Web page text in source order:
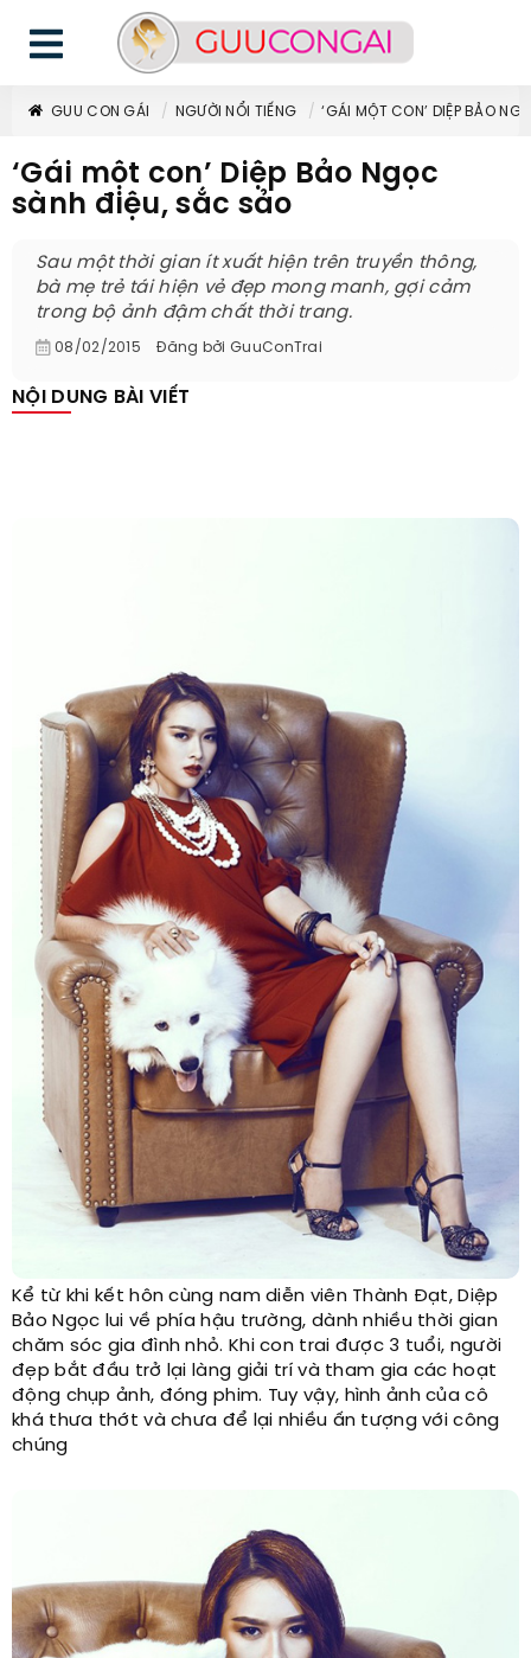
GUU CON GÁI NGƯỜI NỔI TIẾNG ‘GÁI MỘT CON’ DIỆP BẢO
‘Gái một con’ Diệp Bảo Ngọc
sành điệu, sắc sảo
Sau một thời gian ít xuất hiện trên truyền thông,
bà mẹ trẻ tái hiện vẻ đẹp mong manh, gợi cảm
trong bộ ảnh đậm chất thời trang.
08/02/2015 Đăng bởi GuuConTrai
NỘI DUNG BÀI VIẾT
Kể từ khi kết hôn cùng nam diễn viên Thành Đạt, Diệp
Bảo Ngọc lui về phía hậu trường, dành nhiều thời gian
chăm sóc gia đình nhỏ. Khi con trai được 3 tuổi, người
đẹp bắt đầu trở lại làng giải trí và tham gia các hoạt
động chụp ảnh, đóng phim. Tuy vậy, hình ảnh của cô
khá thưa thớt và chưa để lại nhiều ấn tượng với công
chúng